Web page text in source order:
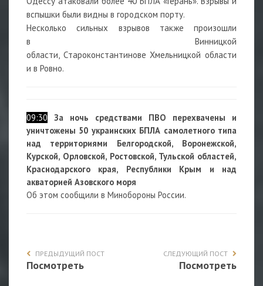
вспышки были видны в городском порту.
Несколько сильных взрывов также произошли
в Винницкой
области, Староконстантинове Хмельницкой области
и в Ровно.
09:30
За ночь средствами ПВО перехвачены и
уничтожены 50 украинских БПЛА самолетного типа
над территориями Белгородской, Воронежской,
Курской, Орловской, Ростовской, Тульской областей,
Краснодарского края, Республики Крым и над
акваторией Азовского моря
Об этом сообщили в Минобороны России.
ПРЕДЫДУЩИЙ ПОСТ
Посмотреть
СЛЕДУЮЩИЙ ПОСТ
Посмотреть